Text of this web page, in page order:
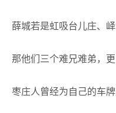
薛城若是虹吸台儿庄、峄
那他们三个难兄难弟，更
枣庄人曾经为自己的车